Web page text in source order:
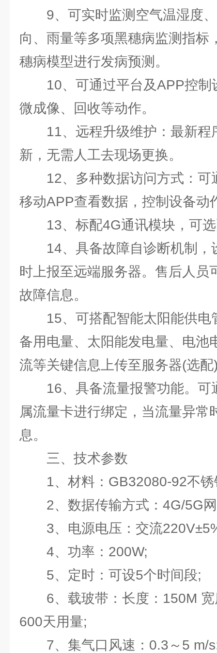
9、可实时监测空气温湿度
向、雨量等多项黑穗病监测指标
穗病模型进行发病预测。
10、可通过平台及APP控
微成像、回收等动作。
11、远程升级维护：最新程
新，无需人工去现场更换。
12、多种数据访问方式：
移动APP查看数据，控制设备动
13、标配4G通讯模块，可
14、具备故障自诊断机制，
时上报至远端服务器。售后人员
故障信息。
15、可搭配智能太阳能供电
备用电量、太阳能发电量、电池
流等关键信息上传至服务器(选配
16、具备流量报警功能。可
属流量卡进行绑定，当流量异常
息。
三、技术参数
1、材料：GB32080-92不
2、数据传输方式：4G/5G
3、电源电压：交流
4、功率：200W;
5、定时：可设5个时间段;
6、载玻带：长度：150M
600天用量;
7、集气口风速：0.3～5 m/